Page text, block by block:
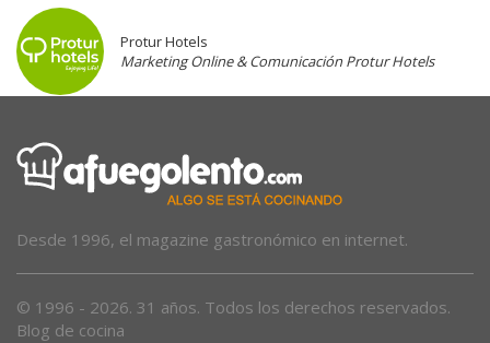
Protur Hotels
Marketing Online & Comunicación Protur Hotels
Desde 1996, el magazine gastronómico en internet.
© 1996 - 2026. 31 años. Todos los derechos reservados.
Blog de cocina